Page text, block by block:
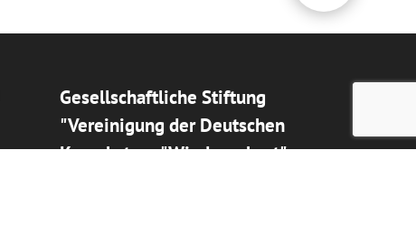
Gesellschaftliche Stiftung
"Vereinigung der Deutschen
Kasachstans "Wiedergeburt"